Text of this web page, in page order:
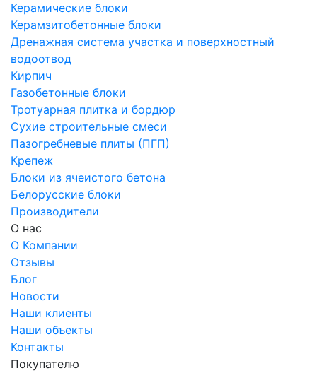
Керамические блоки
Керамзитобетонные блоки
Дренажная система участка и поверхностный
водоотвод
Кирпич
Газобетонные блоки
Тротуарная плитка и бордюр
Сухие строительные смеси
Пазогребневые плиты (ПГП)
Крепеж
Блоки из ячеистого бетона
Белорусские блоки
Производители
О нас
О Компании
Отзывы
Блог
Новости
Наши клиенты
Наши объекты
Контакты
Покупателю